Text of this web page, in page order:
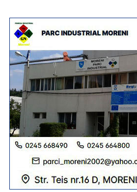
la fosta exploatare minieră, această
promenadă, amenajată cu alei,
pentru copii, teren de sport și
unde diversitatea este regină, pentru
mulțumită, și la Șotânga erau
de la intrare în parc, tarabe cu tot
tradiționale, dulciuri, jucării etc. Se
limonadă, iar micii erau la loc de
de sărbători.